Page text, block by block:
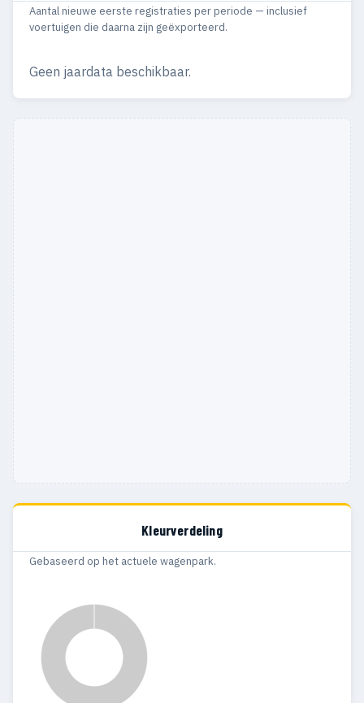
2000 23
1997 18 1
Aantal nieuwe eerste registraties per periode — inclusief
voertuigen die daarna zijn geëxporteerd.
Geen jaardata beschikbaar.
Kleurverdeling
Gebaseerd op het actuele wagenpark.